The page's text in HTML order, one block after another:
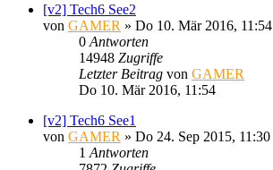
[v2] Tech6 See2
von GAMER » Do 10. Mär 2016, 11:54
0 Antworten
14948 Zugriffe
Letzter Beitrag von GAMER
Do 10. Mär 2016, 11:54
[v2] Tech6 See1
von GAMER » Do 24. Sep 2015, 11:30
1 Antworten